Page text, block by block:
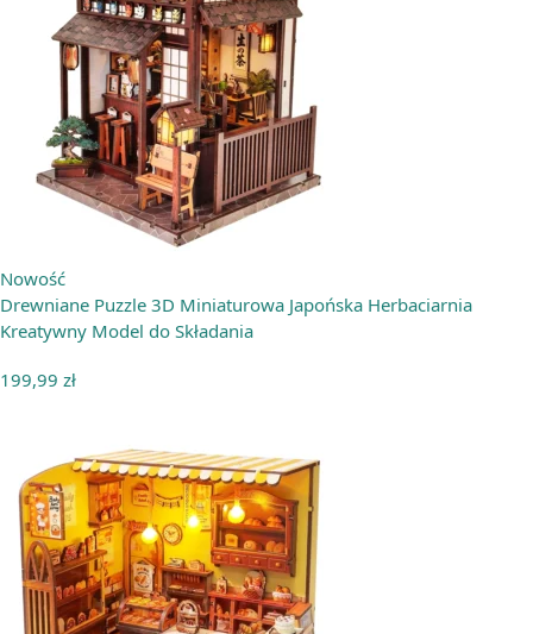
Nowość
Drewniane Puzzle 3D Miniaturowa Japońska Herbaciarnia
Kreatywny Model do Składania
199,99 zł